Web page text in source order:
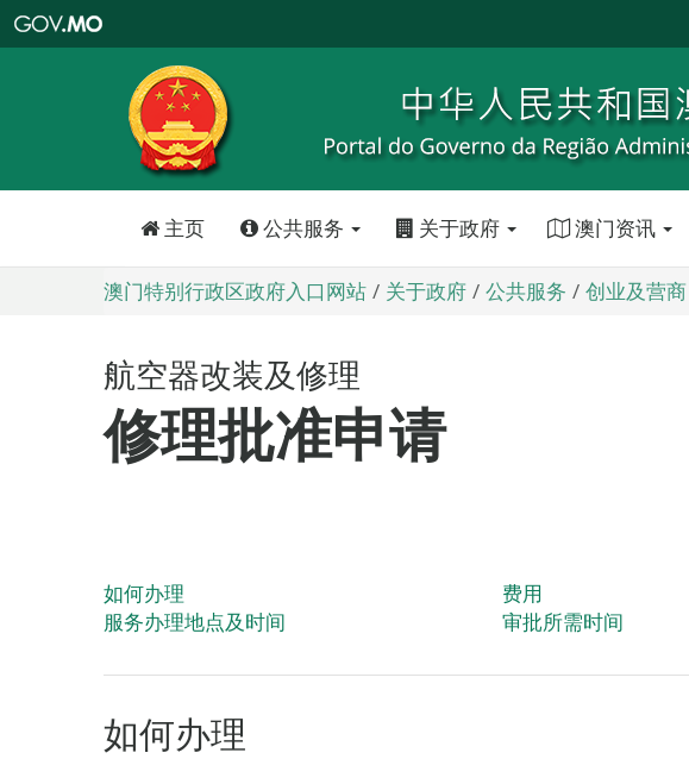
特
政
区
政
口
主页 公共服务 关于政府 澳门资讯
澳门特别行政区政府入口网站 关于政府 公共服务 创业及营商
航空器改装及修理
修理批准申请
如何办理
服务办理地点及时间
费用
审批所需时间
如何办理